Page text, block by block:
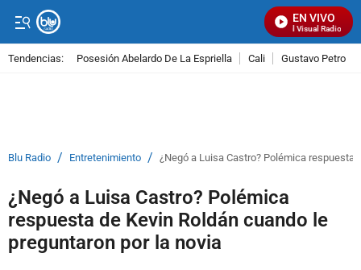
EN VIVO
Señal Visual Radio
Tendencias: Posesión Abelardo De La Espriella Cali Gustavo Petro
Blu Radio / Entretenimiento / ¿Negó a Luisa Castro? Polémica respuesta
¿Negó a Luisa Castro? Polémica
respuesta de Kevin Roldán cuando le
preguntaron por la novia